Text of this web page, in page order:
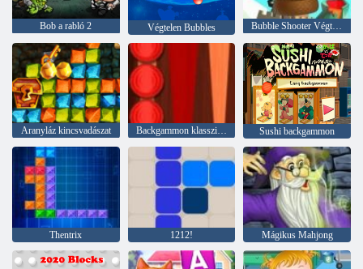
Bob a rabló 2 Végtelen Bubbles Bubble Shooter Végtelen
Aranyláz kincsvadászat Backgammon klasszikus Sushi backgammon
Thentrix 1212! Mágikus Mahjong